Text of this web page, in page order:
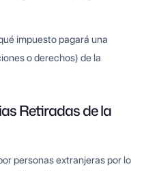
impuesto pagará una
o derechos) de la
Retiradas de la
personas extranjeras por lo